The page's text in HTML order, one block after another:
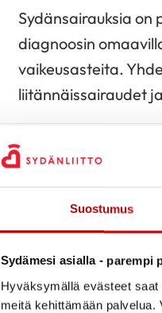
Suostumus
Sydämesi asialla - parempi
Hyväksymällä evästeet
meitä kehittämään
Sydänsairauksia on
diagnoosin
vaikeusasteita.
liitännäissairaudet
Lue lisää
Mitkä
Koronavirus
yskä, nuha,